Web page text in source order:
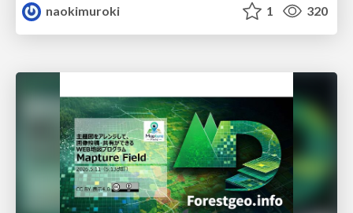
naokimuroki
1 320